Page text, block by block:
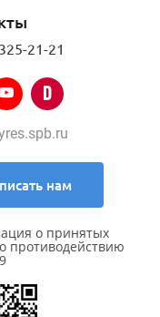
21-21
нам
о принятых
противодействию